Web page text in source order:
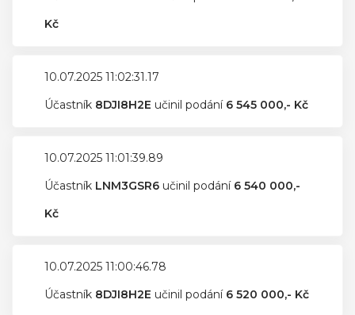
Kč
10.07.2025 11:02:31.17
Účastník 8DJI8H2E učinil podání 6 545 000,- Kč
10.07.2025 11:01:39.89
Účastník LNM3GSR6 učinil podání 6 540 000,-
Kč
10.07.2025 11:00:46.78
Účastník 8DJI8H2E učinil podání 6 520 000,- Kč